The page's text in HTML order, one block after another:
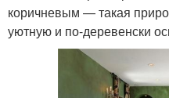
коричневым — такая
уютную и по-деревенски